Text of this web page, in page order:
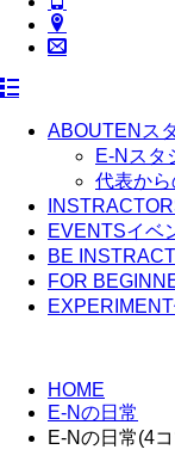
ABOUTENス
E-Nスタ
代表か
EVENTSイベ
BE
FOR
EXPERIMENT
HOME
E-Nの日常
E-Nの日常(4